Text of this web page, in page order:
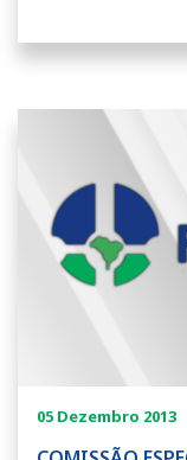
05 Dezembro 2013